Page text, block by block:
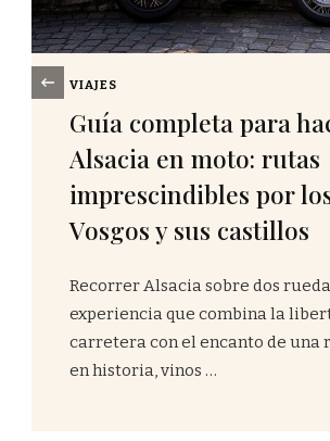
ACTIVIDADES
Guía completa de
mar en Francia: lugares
pesca por descubrir en
Mediterráneo
El Mediterráneo francés ofrece
experiencia única para los
pesca deportiva, combinando
cristalinas, paisajes de postal y
‹